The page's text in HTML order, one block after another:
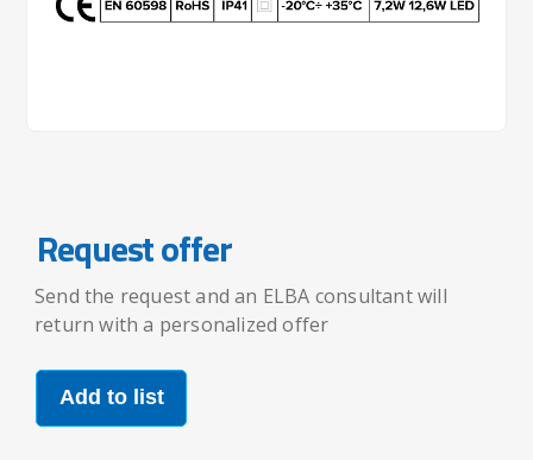
Request offer
Send the request and an ELBA consultant will
return with a personalized offer
Add to list